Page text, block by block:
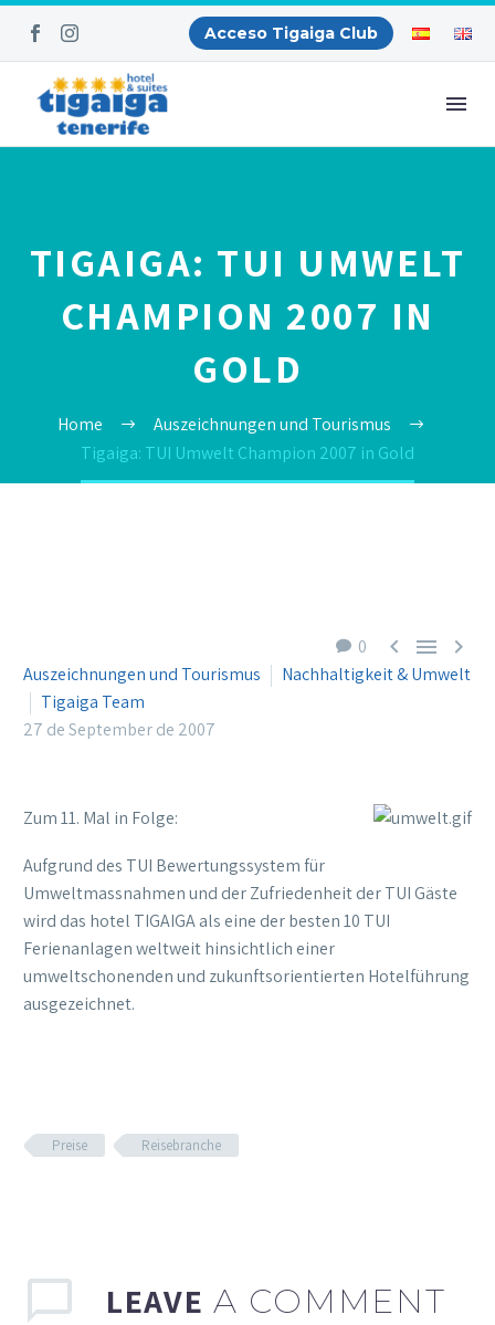
Acceso Tigaiga Club
TIGAIGA: TUI UMWELT
CHAMPION 2007 IN
GOLD
Home
Auszeichnungen und Tourismus
Tigaiga: TUI Umwelt Champion 2007 in Gold
0   
Auszeichnungen und Tourismus
Nachhaltigkeit & Umwelt
Tigaiga Team
27 de September de 2007
Zum 11. Mal in Folge:
Aufgrund des TUI Bewertungssystem für
Umweltmassnahmen und der Zufriedenheit der TUI Gäste
wird das hotel TIGAIGA als eine der besten 10 TUI
Ferienanlagen weltweit hinsichtlich einer
umweltschonenden und zukunftsorientierten Hotelführung
ausgezeichnet.
Preise Reisebranche
LEAVE A COMMENT